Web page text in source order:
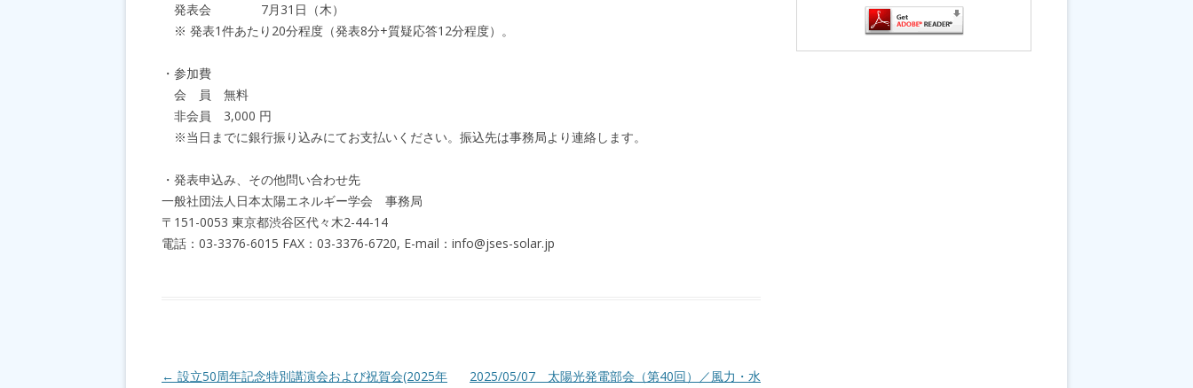
発表会 7月31日（木）
※ 発表1件あたり20分程度（発表8分+質疑応答12分程度）。
・参加費
会 員 無料
非会員 3,000 円
※当日までに銀行振り込みにてお支払いください。振込先は事務局より連絡します。
・発表申込み、その他問い合わせ先
一般社団法人日本太陽エネルギー学会 事務局
〒151-0053 東京都渋谷区代々木2-44-14
電話：03-3376-6015 FAX：03-3376-6720, E-mail：info@jses-solar.jp
投稿ナビゲーション
← 設立50周年記念特別講演会および祝賀会(2025年 2025/05/07 太陽光発電部会（第40回）／風力・水